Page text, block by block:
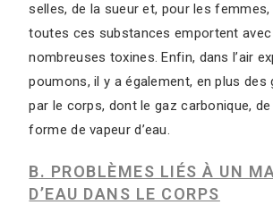
selles, de la sueur et, pour les femmes,
toutes ces substances emportent avec
nombreuses toxines. Enfin, dans l’air
poumons, il y a également, en plus des
par le corps, dont le gaz carbonique, de
forme de vapeur d’eau.
B. PROBLÈMES LIÉS À UN
D’EAU DANS LE CORPS